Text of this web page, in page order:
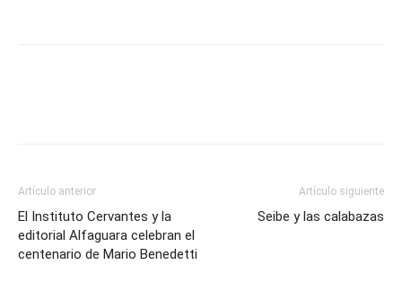
Artículo anterior
El Instituto Cervantes y la
editorial Alfaguara celebran el
centenario de Mario Benedetti
Artículo siguiente
Seibe y las calabazas